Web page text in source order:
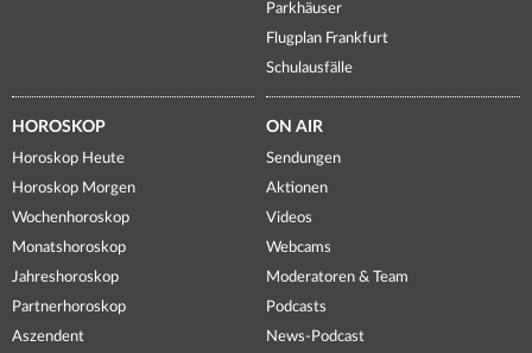
Parkhäuser
Flugplan Frankfurt
Schulausfälle
HOROSKOP
Horoskop Heute
Horoskop Morgen
Wochenhoroskop
Monatshoroskop
Jahreshoroskop
Partnerhoroskop
Aszendent
ON AIR
Sendungen
Aktionen
Videos
Webcams
Moderatoren & Team
Podcasts
News-Podcast